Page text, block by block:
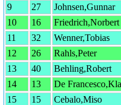
9
27 Johnsen,Gunnar
10
16 Friedrich,Norbert
11
32 Wenner,Tobias
12
26 Rahls,Peter
13
40 Behling,Robert
14
13 De
15
15 Cebalo,Miso